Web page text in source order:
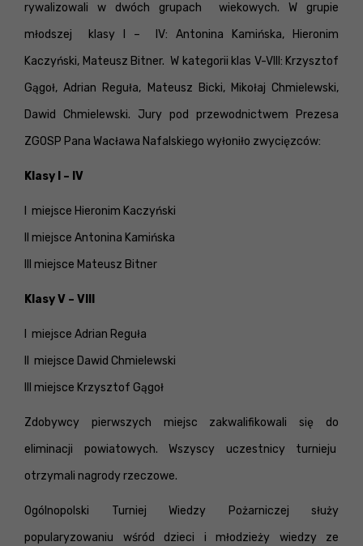
rywalizowali w dwóch grupach wiekowych. W grupie
młodszej klasy I – IV: Antonina Kamińska, Hieronim
Kaczyński, Mateusz Bitner. W kategorii klas V-VIII: Krzysztof
Gągoł, Adrian Reguła, Mateusz Bicki, Mikołaj Chmielewski,
Dawid Chmielewski. Jury pod przewodnictwem Prezesa
ZGOSP Pana Wacława Nafalskiego wyłoniło zwycięzców:
Klasy I – IV
I miejsce Hieronim Kaczyński
II miejsce Antonina Kamińska
III miejsce Mateusz Bitner
Klasy V – VIII
I miejsce Adrian Reguła
II miejsce Dawid Chmielewski
III miejsce Krzysztof Gągoł
Zdobywcy pierwszych miejsc zakwalifikowali się do
eliminacji powiatowych. Wszyscy uczestnicy turnieju
otrzymali nagrody rzeczowe.
Ogólnopolski Turniej Wiedzy Pożarniczej służy
popularyzowaniu wśród dzieci i młodzieży wiedzy ze